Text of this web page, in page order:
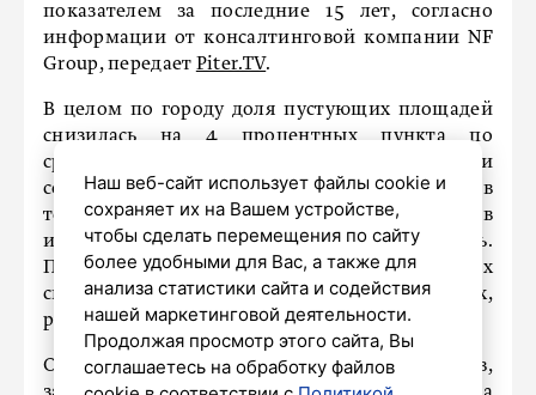
показателем за последние 15 лет, согласно
информации от консалтинговой компании NF
Group, передает Piter.TV.
В целом по городу доля пустующих площадей
снизилась на 4 процентных пункта по
сравнению с декабрем прошлого года и
составила 3,1% к середине декабря. Однако в
течение года минимальный уровень достиг 3% в
июне, когда несколько арендаторов закрылись.
Показатель в 1,3% в ключевых торговых центрах
связан с открытием «Мегацентра» на местах,
ранее занимаемых IKEA.
Открытие новых торговых центров,
Наш веб-сайт использует файлы cookie и
сохраняет их на Вашем устройстве,
чтобы сделать перемещения по сайту
более удобными для Вас, а также для
анализа статистики сайта и содействия
нашей маркетинговой деятельности.
Продолжая просмотр этого сайта, Вы
соглашаетесь на обработку файлов